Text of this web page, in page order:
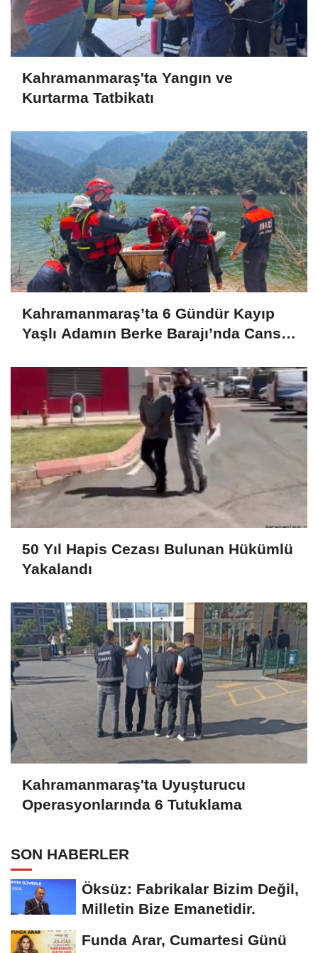
Kahramanmaraş'ta Yangın ve
Kurtarma Tatbikatı
Kahramanmaraş’ta 6 Gündür Kayıp
Yaşlı Adamın Berke Barajı’nda Cansız
50 Yıl Hapis Cezası Bulunan Hükümlü
Yakalandı
Kahramanmaraş'ta Uyuşturucu
Operasyonlarında 6 Tutuklama
SON HABERLER
Öksüz: Fabrikalar Bizim Değil,
Milletin Bize Emanetidir.
Funda Arar, Cumartesi Günü